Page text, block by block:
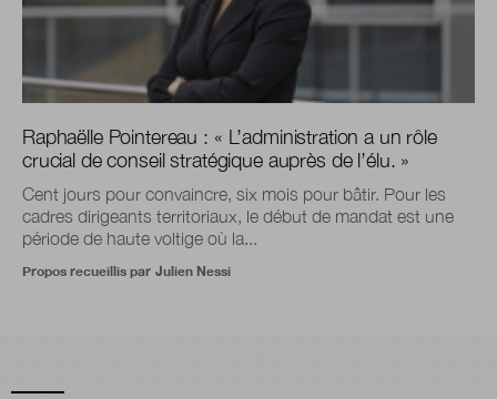
Raphaëlle Pointereau : « L’administration a un rôle
crucial de conseil stratégique auprès de l’élu. »
Cent jours pour convaincre, six mois pour bâtir. Pour les
cadres dirigeants territoriaux, le début de mandat est une
période de haute voltige où la...
Propos recueillis par Julien Nessi